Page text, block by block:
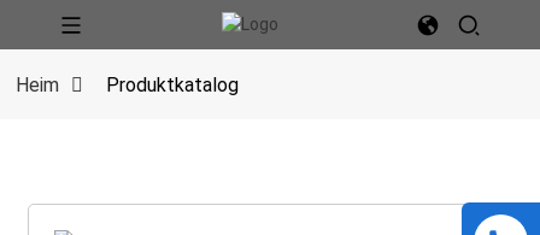
Heim Produktkatalog